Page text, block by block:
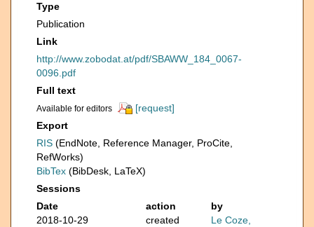
Type
Publication
Link
http://www.zobodat.at/pdf/SBAWW_184_0067-
0096.pdf
Full text
Available for editors
[request]
Export
RIS (EndNote, Reference Manager, ProCite,
RefWorks)
BibTex (BibDesk, LaTeX)
Sessions
Date
action
by
2018-10-29
created
Le Coze,